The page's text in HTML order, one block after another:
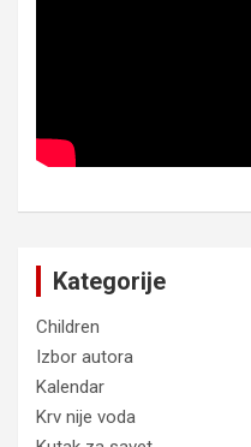
Kategorije
Children
Izbor autora
Kalendar
Krv nije voda